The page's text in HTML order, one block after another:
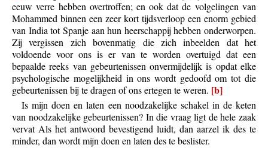
eeuw verre hebben overtroffen; en ook dat de volgelingen van
Mohammed binnen een zeer kort tijdsverloop een enorm gebied
van India tot Spanje aan hun heerschappij hebben onderworpen.
Zij vergissen zich bovenmatig die zich inbeelden dat het
voldoende voor ons is er van te worden overtuigd dat een
bepaalde reeks van gebeurtenissen onvermijdelijk is opdat elke
psychologische mogelijkheid in ons wordt gedoofd om tot die
gebeurtenissen bij te dragen of ons ertegen te weren. [b]
Is mijn doen en laten een noodzakelijke schakel in de keten
van noodzakelijke gebeurtenissen? In die vraag ligt de hele zaak
vervat Als het antwoord bevestigend luidt, dan aarzel ik des te
minder, dan wordt mijn doen en laten des te beslister.